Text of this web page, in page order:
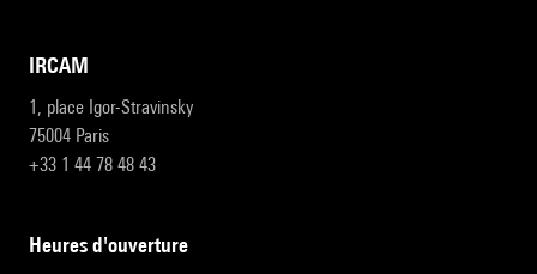
IRCAM
1, place Igor-Stravinsky
75004 Paris
+33 1 44 78 48 43
heures d'ouverture